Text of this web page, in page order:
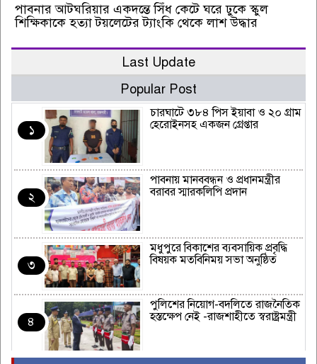
পাবনার আটঘরিয়ার একদন্তে সিঁধ কেটে ঘরে ঢুকে স্কুল
শিক্ষিকাকে হত্যা টয়লেটের ট্যাংকি থেকে লাশ উদ্ধার
Last Update
Popular Post
১
চারঘাটে ৩৮৪ পিস ইয়াবা ও ২০ গ্রাম
হেরোইনসহ একজন গ্রেপ্তার
২
পাবনায় মানববন্ধন ও প্রধানমন্ত্রীর
বরাবর স্মারকলিপি প্রদান
৩
মধুপুরে বিকাশের ব্যবসায়িক প্রবৃদ্ধি
বিষয়ক মতবিনিময় সভা অনুষ্ঠিত
৪
পুলিশের নিয়োগ-বদলিতে রাজনৈতিক
হস্তক্ষেপ নেই -রাজশাহীতে স্বরাষ্ট্রমন্ত্রী